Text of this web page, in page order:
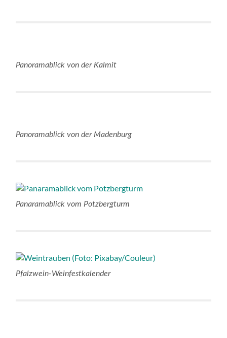
Panoramablick von der Kalmit
Panoramablick von der Madenburg
Panaramablick vom Potzbergturm
Pfalzwein-Weinfestkalender